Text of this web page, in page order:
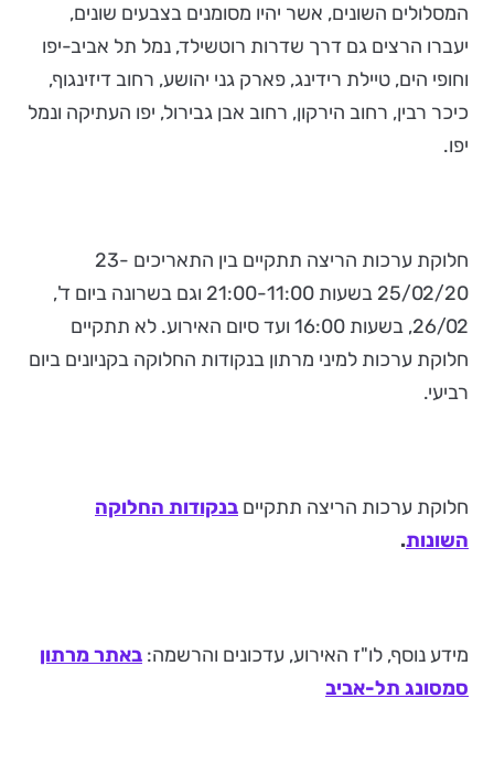
המסלולים השונים, אשר יהיו מסומנים בצבעים שונים,
יעברו הרצים גם דרך שדרות רוטשילד, נמל תל אביב-יפו
וחופי הים, טיילת רידינג, פארק גני יהושע, רחוב דיזינגוף,
כיכר רבין, רחוב הירקון, רחוב אבן גבירול, יפו העתיקה ונמל
יפו.
חלוקת ערכות הריצה תתקיים בין התאריכים 23-
25/02/20 בשעות 21:00-11:00 וגם בשרונה ביום ד',
26/02, בשעות 16:00 ועד סיום האירוע. לא תתקיים
חלוקת ערכות למיני מרתון בנקודות החלוקה בקניונים ביום
רביעי.
חלוקת ערכות הריצה תתקיים בנקודות החלוקה
השונות.
מידע נוסף, לו"ז האירוע, עדכונים והרשמה: באתר מרתון
סמסונג תל-אביב